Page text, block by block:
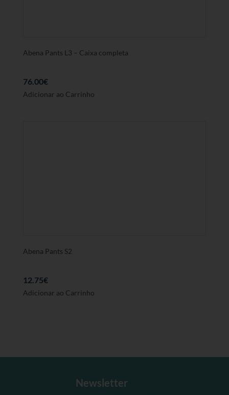
Abena Pants L3 – Caixa completa
76.00€
Adicionar ao Carrinho
Abena Pants S2
12.75€
Adicionar ao Carrinho
Newsletter